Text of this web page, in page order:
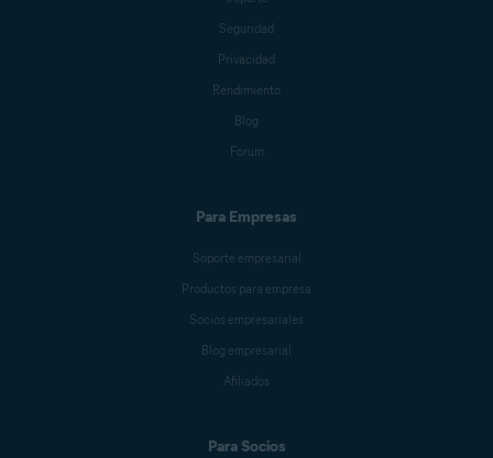
Seguridad
Privacidad
Rendimiento
Blog
Forum
Para Empresas
Soporte empresarial
Productos para empresa
Socios empresariales
Blog empresarial
Afiliados
Para Socios